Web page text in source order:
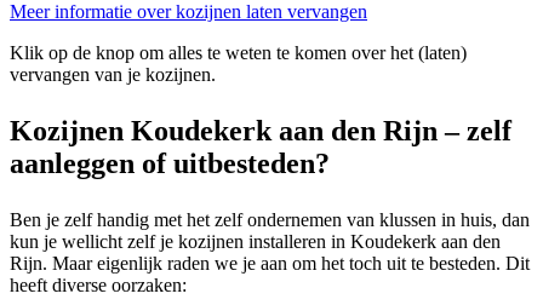
Meer informatie over kozijnen laten vervangen
Klik op de knop om alles te weten te komen over het (laten)
vervangen van je kozijnen.
Kozijnen Koudekerk aan den Rijn – zelf
aanleggen of uitbesteden?
Ben je zelf handig met het zelf ondernemen van klussen in huis, dan
kun je wellicht zelf je kozijnen installeren in Koudekerk aan den
Rijn. Maar eigenlijk raden we je aan om het toch uit te besteden. Dit
heeft diverse oorzaken: